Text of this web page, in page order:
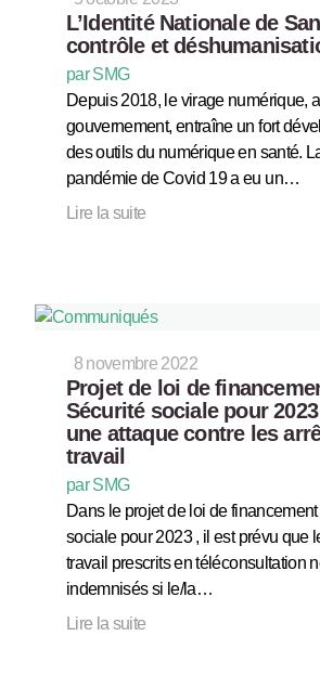
L’Identité Nationale de
contrôle et
par SMG
Depuis 2018, le virage numérique,
gouvernement, entraîne un fort
des outils du numérique en santé.
pandémie de Covid 19 a eu un…
Lire la suite
8 novembre 2022
Projet de loi de
Sécurité sociale pour
une attaque contre les
travail
par SMG
Dans le projet de loi de
sociale pour 2023 , il est prévu que
travail prescrits en téléconsultation
indemnisés si le/la…
Lire la suite